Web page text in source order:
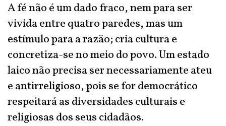
A fé não é um dado fraco, nem para ser
vivida entre quatro paredes, mas um
estímulo para a razão; cria cultura e
concretiza-se no meio do povo. Um estado
laico não precisa ser necessariamente ateu
e antirreligioso, pois se for democrático
respeitará as diversidades culturais e
religiosas dos seus cidadãos.